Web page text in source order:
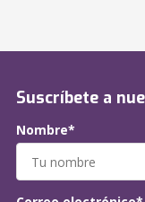
Suscríbete a
Nombre*